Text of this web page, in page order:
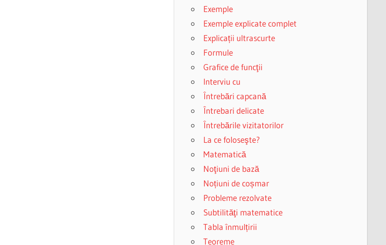
Exemple
Exemple explicate complet
Explicații ultrascurte
Formule
Grafice de funcţii
Interviu cu
Întrebări capcană
Întrebari delicate
Întrebările vizitatorilor
La ce foloseşte?
Matematică
Noţiuni de bază
Noțiuni de coșmar
Probleme rezolvate
Subtilităţi matematice
Tabla înmulțirii
Teoreme